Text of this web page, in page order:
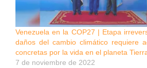
Venezuela en la COP27 | Etapa
daños del cambio climático requiere
concretas por la vida en el planeta
7 de noviembre de 2022